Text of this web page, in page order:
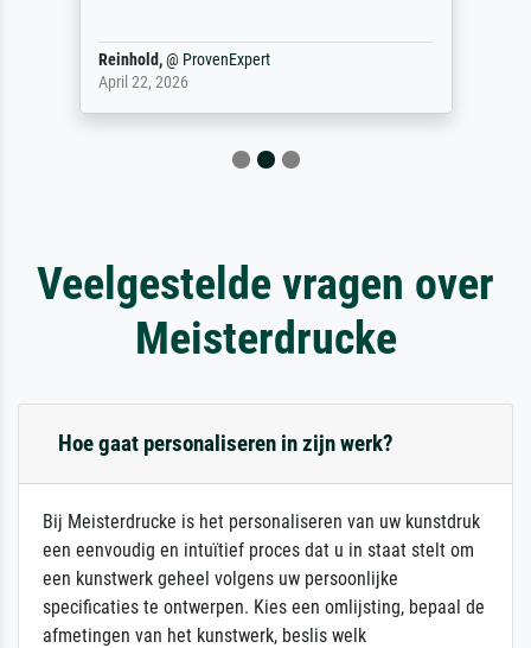
Reinhold,@ ProvenExpert
April 22, 2026
Veelgestelde vragen over
Meisterdrucke
Hoe gaat personaliseren in zijn werk?
Bij Meisterdrucke is het personaliseren van uw kunstdruk
een eenvoudig en intuïtief proces dat u in staat stelt om
een kunstwerk geheel volgens uw persoonlijke
specificaties te ontwerpen. Kies een omlijsting, bepaal de
afmetingen van het kunstwerk, beslis welk